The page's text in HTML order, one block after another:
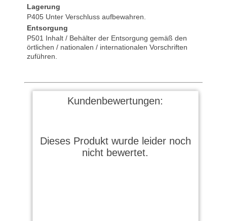
Lagerung
P405 Unter Verschluss aufbewahren.
Entsorgung
P501 Inhalt / Behälter der Entsorgung gemäß den
örtlichen / nationalen / internationalen Vorschriften
zuführen.
Kundenbewertungen:
Dieses Produkt wurde leider noch
nicht bewertet.